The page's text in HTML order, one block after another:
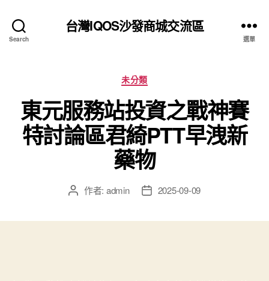
Search
台灣IQOS沙發商城交流區
選單
分
類
未分類
東元服務站投資之戰神賽
特討論區君綺PTT早洩新
藥物
文 作者: admin
文 2025-09-09